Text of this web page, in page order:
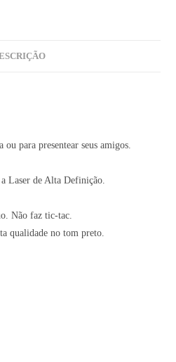
ou para presentear seus amigos.
Laser de Alta Definição.
Não faz tic-tac.
qualidade no tom preto.